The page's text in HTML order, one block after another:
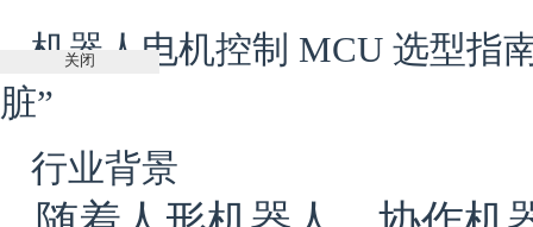
机器人电机控制 MCU 选型指
脏”
行业背景
关闭